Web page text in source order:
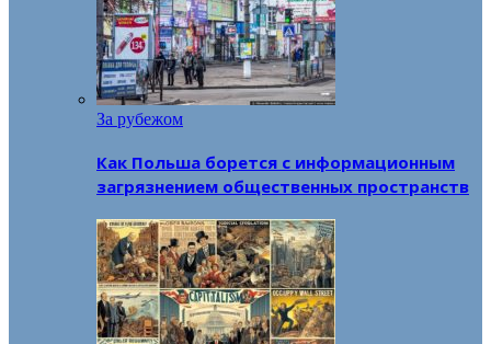
За рубежом
Как Польша борется с информационным
загрязнением общественных пространств